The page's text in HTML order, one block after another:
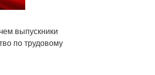
выпускники
по трудовому